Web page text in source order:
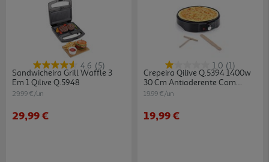
4.6 (5)
Sandwicheira Grill Waffle 3
Em 1 Qilive Q.5948
29.99 €/un
29,99 €
1.0 (1)
Crepeira Qilive Q.5394 1400w
30 Cm Antiaderente Com
Termóstato Ajustável
19.99 €/un
19,99 €